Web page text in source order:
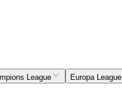
League Europa League